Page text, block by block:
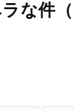
な件